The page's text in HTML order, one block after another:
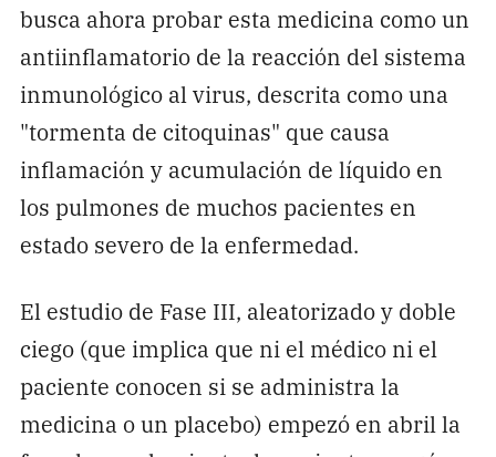
busca ahora probar esta medicina como un
antiinflamatorio de la reacción del sistema
inmunológico al virus, descrita como una
"tormenta de citoquinas" que causa
inflamación y acumulación de líquido en
los pulmones de muchos pacientes en
estado severo de la enfermedad.
El estudio de Fase III, aleatorizado y doble
ciego (que implica que ni el médico ni el
paciente conocen si se administra la
medicina o un placebo) empezó en abril la